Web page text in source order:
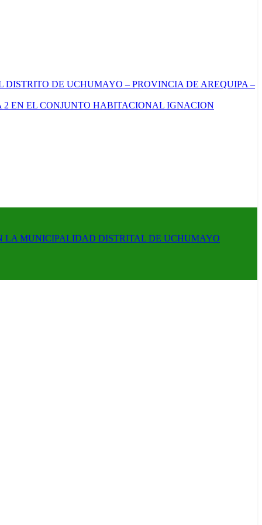
DISTRITO DE UCHUMAYO – PROVINCIA DE AREQUIPA –
EN EL CONJUNTO HABITACIONAL IGNACION
LA MUNICIPALIDAD DISTRITAL DE UCHUMAYO